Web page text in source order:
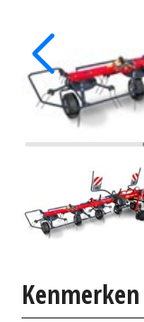
Kenmerken